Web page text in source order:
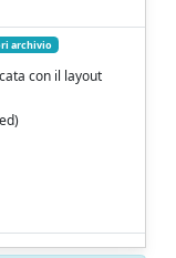
archivio
con il layout